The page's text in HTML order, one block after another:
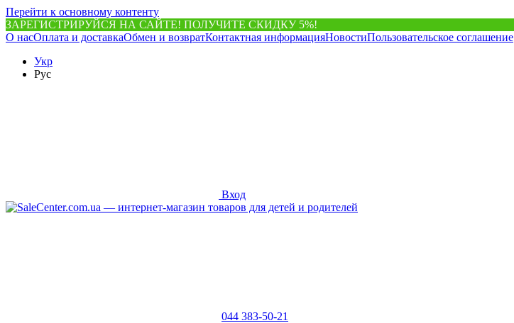
Перейти к основному контенту
ЗАРЕГИСТРИРУЙСЯ НА САЙТЕ! ПОЛУЧИТЕ СКИДКУ 5%!
О насОплата и доставкаОбмен и возвратКонтактная информацияНовостиПользовательское соглашение
Укр
Рус
Вход
044 383-50-21